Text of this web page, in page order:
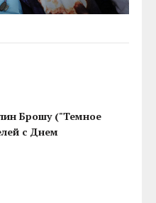
Брошу ("Темное
с Днем